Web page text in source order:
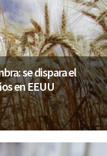
se dispara el
en EEUU